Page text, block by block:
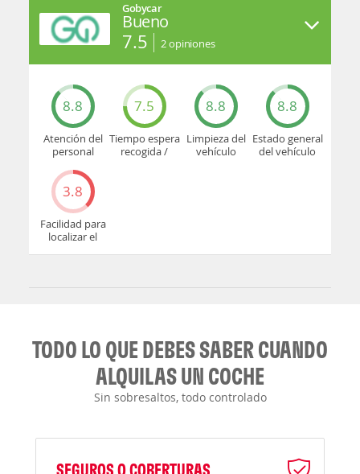
Gobycar
Bueno
7.5 2opiniones
8.8
Atención del
personal
7.5
Tiempo espera
recogida /
8.8
Limpieza del
vehículo
8.8
Estado general
del vehículo
3.8
Facilidad para
localizar el
TODO LO QUE DEBES SABER CUANDO
ALQUILAS UN COCHE
Sin sobresaltos, todo controlado
SEGUROS O COBERTURAS